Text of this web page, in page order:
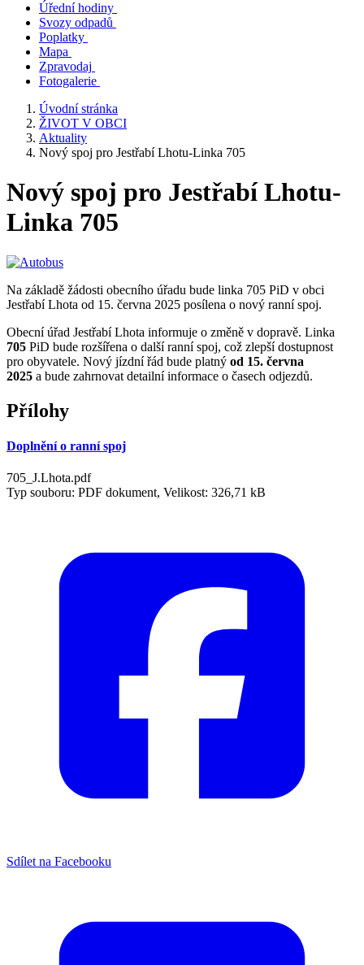
Úřední hodiny
Svozy odpadů
Poplatky
Mapa
Zpravodaj
Fotogalerie
Úvodní stránka
ŽIVOT V OBCI
Aktuality
Nový spoj pro Jestřabí Lhotu-Linka 705
Nový spoj pro Jestřabí Lhotu-
Linka 705
Na základě žádosti obecního úřadu bude linka 705 PiD v obci
Jestřabí Lhota od 15. června 2025 posílena o nový ranní spoj.
Obecní úřad Jestřabí Lhota informuje o změně v dopravě. Linka
705 PiD bude rozšířena o další ranní spoj, což zlepší dostupnost
pro obyvatele. Nový jízdní řád bude platný od 15. června
2025 a bude zahrnovat detailní informace o časech odjezdů.
Přílohy
Doplnění o ranní spoj
705_J.Lhota.pdf
Typ souboru: PDF dokument, Velikost: 326,71 kB
Sdílet na Facebooku